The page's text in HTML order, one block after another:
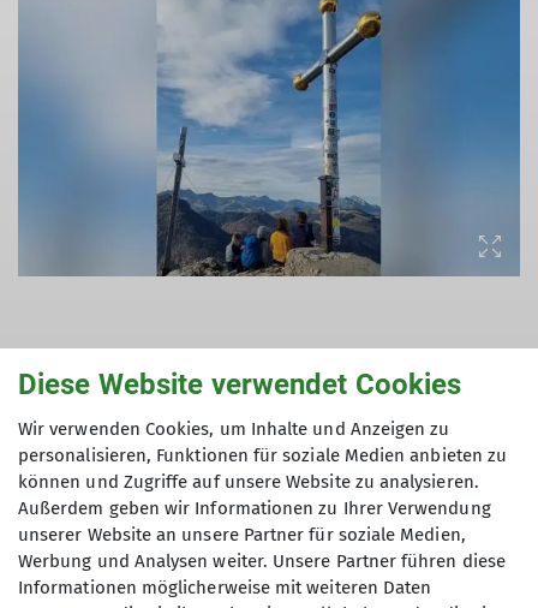
© DAV Markt Schwaben | Foto: Maria Wenisch
Wie geht’s weiter?
👉Hier findet ihr weitere Inhalte, aktuelle
Angebote & unser Programm
Diese Website verwendet Cookies
Wir verwenden Cookies, um Inhalte und Anzeigen zu
personalisieren, Funktionen für soziale Medien anbieten zu
können und Zugriffe auf unsere Website zu analysieren.
Außerdem geben wir Informationen zu Ihrer Verwendung
unserer Website an unsere Partner für soziale Medien,
Werbung und Analysen weiter. Unsere Partner führen diese
Informationen möglicherweise mit weiteren Daten